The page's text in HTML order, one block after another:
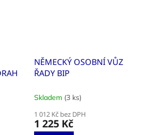
NĚMECKÝ OSOBNÍ VŮZ
ŘADY BIP
Skladem (3 ks)
1 012 Kč bez DPH
1 225 Kč